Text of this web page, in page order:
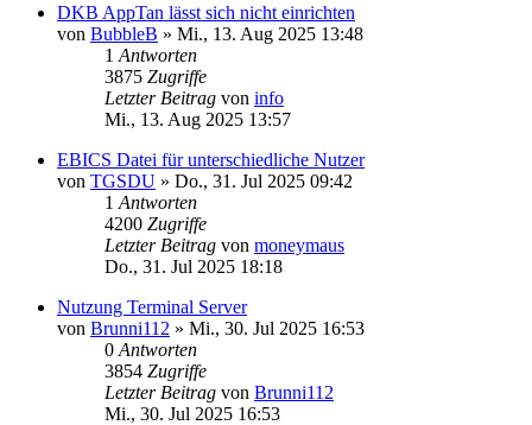
DKB AppTan lässt sich nicht einrichten
von BubbleB » Mi., 13. Aug 2025 13:48
1 Antworten
3875 Zugriffe
Letzter Beitrag von info
Mi., 13. Aug 2025 13:57
EBICS Datei für unterschiedliche Nutzer
von TGSDU » Do., 31. Jul 2025 09:42
1 Antworten
4200 Zugriffe
Letzter Beitrag von moneymaus
Do., 31. Jul 2025 18:18
Nutzung Terminal Server
von Brunni112 » Mi., 30. Jul 2025 16:53
0 Antworten
3854 Zugriffe
Letzter Beitrag von Brunni112
Mi., 30. Jul 2025 16:53